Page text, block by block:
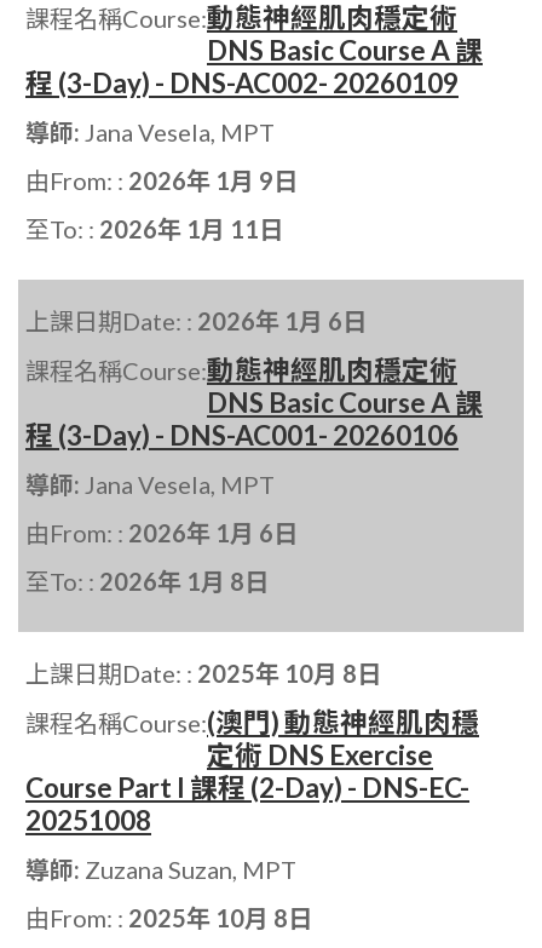
課程名稱Course:動態神經肌肉穩定術
DNS Basic Course A 課
程 (3-Day) - DNS-AC002- 20260109
導師: Jana Vesela, MPT
由From: : 2026年 1月 9日
至To: : 2026年 1月 11日
上課日期Date: : 2026年 1月 6日
課程名稱Course:動態神經肌肉穩定術
DNS Basic Course A 課
程 (3-Day) - DNS-AC001- 20260106
導師: Jana Vesela, MPT
由From: : 2026年 1月 6日
至To: : 2026年 1月 8日
上課日期Date: : 2025年 10月 8日
課程名稱Course:(澳門) 動態神經肌肉穩
定術 DNS Exercise
Course Part I 課程 (2-Day) - DNS-EC-
20251008
導師: Zuzana Suzan, MPT
由From: : 2025年 10月 8日